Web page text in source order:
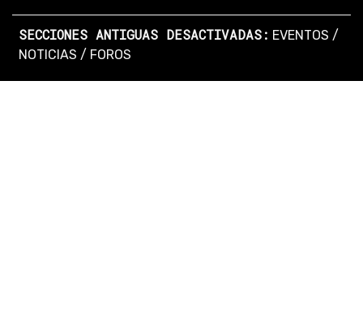
SECCIONES ANTIGUAS DESACTIVADAS: EVENTOS /
NOTICIAS / FOROS